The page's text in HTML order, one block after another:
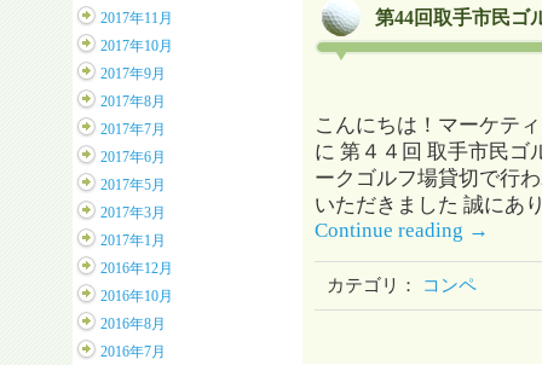
第44回取手市民ゴ
こんにちは！マーケテ
に 第４４回 取手市民ゴ
ークゴルフ場貸切で行
いただきました 誠にあ
Continue reading →
カテゴリ： コンペ
2017年11月
2017年10月
2017年9月
2017年8月
2017年7月
2017年6月
2017年5月
2017年3月
2017年1月
2016年12月
2016年10月
2016年8月
2016年7月